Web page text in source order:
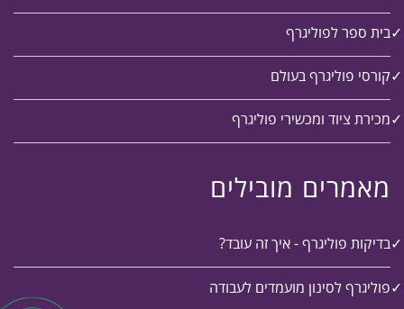
בית ספר לפוליגרף
קורסי פוליגרף בעולם
מכירת ציוד ומכשירי פוליגרף
מאמרים מובילים
בדיקות פוליגרף - איך זה עובד?
פוליגרף לסינון מועמדים לעבודה